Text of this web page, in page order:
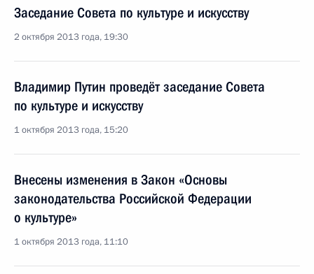
Заседание Совета по культуре и искусству
2 октября 2013 года, 19:30
Владимир Путин проведёт заседание Совета
по культуре и искусству
1 октября 2013 года, 15:20
Внесены изменения в Закон «Основы
законодательства Российской Федерации
о культуре»
1 октября 2013 года, 11:10